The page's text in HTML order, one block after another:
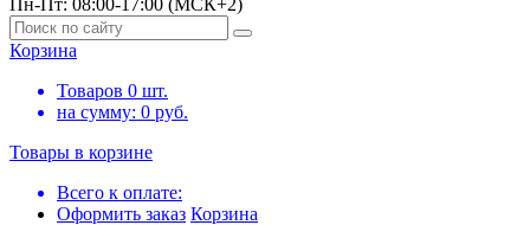
Пн-Пт: 08:00-17:00 (МСК+2)
Корзина
Товаров 0 шт.
на сумму: 0 руб.
Товары в корзине
Всего к оплате:
Оформить заказ Корзина